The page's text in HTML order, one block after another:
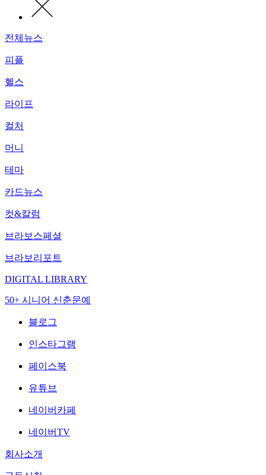
전체뉴스
피플
헬스
라이프
컬처
머니
테마
카드뉴스
컷&칼럼
브라보스페셜
브라보리포트
DIGITAL LIBRARY
50+ 시니어 신춘문예
블로그
인스타그램
페이스북
유튜브
네이버카페
네이버TV
회사소개